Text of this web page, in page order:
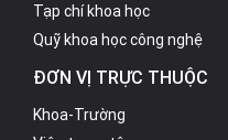
Tạp chí khoa học
Quỹ khoa học công nghệ
ĐƠN VỊ TRỰC THUỘC
Khoa-Trường